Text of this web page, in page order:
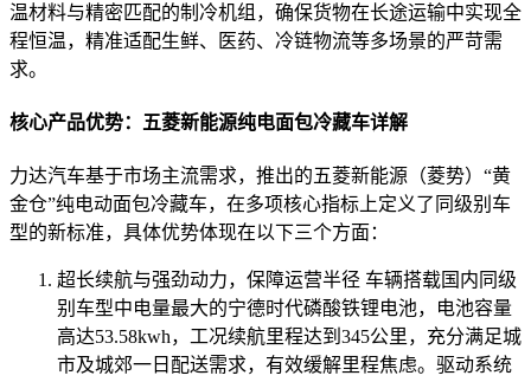
温材料与精密匹配的制冷机组，确保货物在长途运输中实现全
程恒温，精准适配生鲜、医药、冷链物流等多场景的严苛需
求。
核心产品优势：五菱新能源纯电面包冷藏车详解
力达汽车基于市场主流需求，推出的五菱新能源（菱势）“黄
金仓”纯电动面包冷藏车，在多项核心指标上定义了同级别车
型的新标准，具体优势体现在以下三个方面：
超长续航与强劲动力，保障运营半径 车辆搭载国内同级
别车型中电量最大的宁德时代磷酸铁锂电池，电池容量
高达53.58kwh，工况续航里程达到345公里，充分满足城
市及城郊一日配送需求，有效缓解里程焦虑。驱动系统